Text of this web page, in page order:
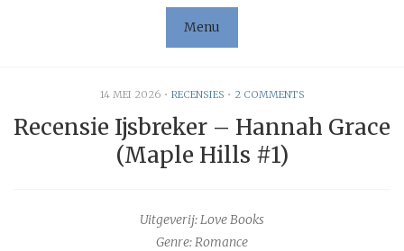
Menu
14 MEI 2026 • RECENSIES • 2 COMMENTS
Recensie Ijsbreker – Hannah Grace
(Maple Hills #1)
Uitgeverij: Love Books
Genre: Romance